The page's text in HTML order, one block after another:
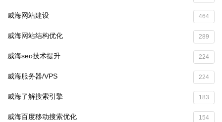
威海网站建设 464
威海网站结构优化 289
威海seo技术提升 224
威海服务器/VPS 224
威海了解搜索引擎 183
威海百度移动搜索优化 154